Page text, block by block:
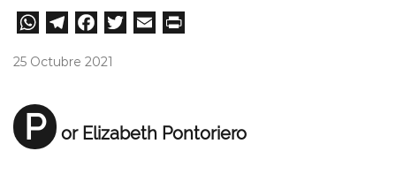
W
A
pp
Te
m
Fa
25 Octubre 2021
P or Elizabeth Pontoriero